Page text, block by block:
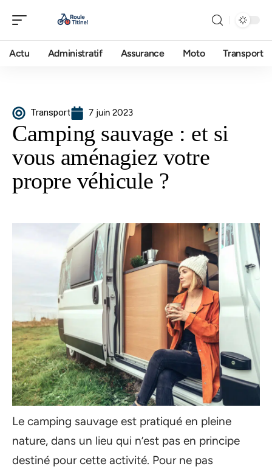
Actu Administratif Assurance Moto Transport
Transport 7 juin 2023
Camping sauvage : et si
vous aménagiez votre
propre véhicule ?
Le camping sauvage est pratiqué en pleine
nature, dans un lieu qui n’est pas en principe
destiné pour cette activité. Pour ne pas